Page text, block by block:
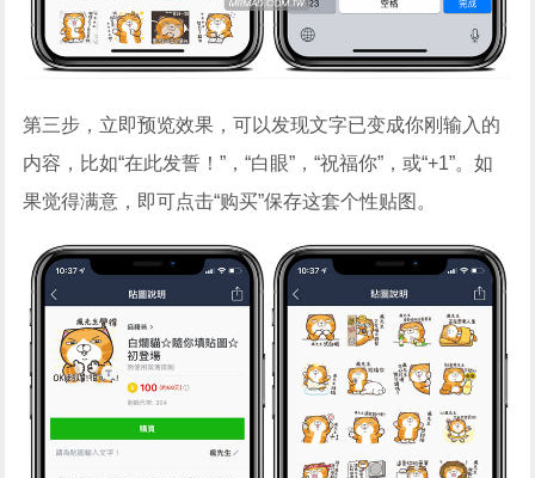
第三步，立即预览效果，可以发现文字已变成你刚输入的
内容，比如“在此发誓！”，“白眼”，“祝福你”，或“+1”。如
果觉得满意，即可点击“购买”保存这套个性贴图。